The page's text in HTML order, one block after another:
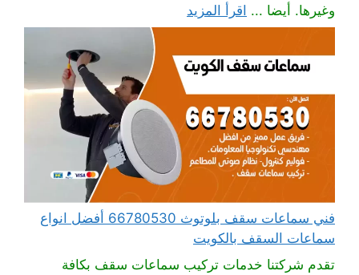
وغيرها. أيضا ... اقرأ المزيد
فني سماعات سقف بلوتوث 66780530 أفضل انواع
سماعات السقف بالكويت
تقدم شركتنا خدمات تركيب سماعات سقف بكافة